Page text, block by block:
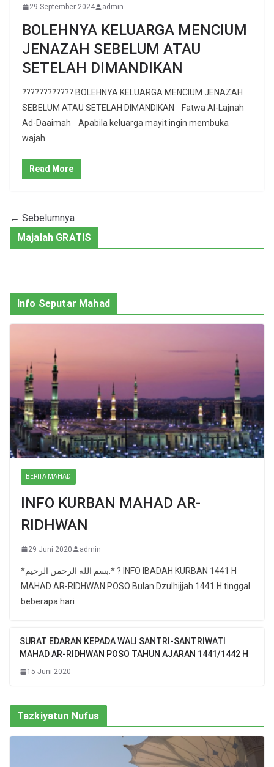
29 September 2024 admin
BOLEHNYA KELUARGA MENCIUM
JENAZAH SEBELUM ATAU
SETELAH DIMANDIKAN
???????????? BOLEHNYA KELUARGA MENCIUM JENAZAH
SEBELUM ATAU SETELAH DIMANDIKAN Fatwa Al-Lajnah
Ad-Daaimah Apabila keluarga mayit ingin membuka
wajah
Read More
← Sebelumnya
Majalah GRATIS
Info Seputar Mahad
BERITA MAHAD
INFO KURBAN MAHAD AR-
RIDHWAN
29 Juni 2020 admin
*بسم الله الرحمن الرحيم.* ? INFO IBADAH KURBAN 1441 H
MAHAD AR-RIDHWAN POSO Bulan Dzulhijjah 1441 H tinggal
beberapa hari
SURAT EDARAN KEPADA WALI SANTRI-SANTRIWATI
MAHAD AR-RIDHWAN POSO TAHUN AJARAN 1441/1442 H
15 Juni 2020
Tazkiyatun Nufus